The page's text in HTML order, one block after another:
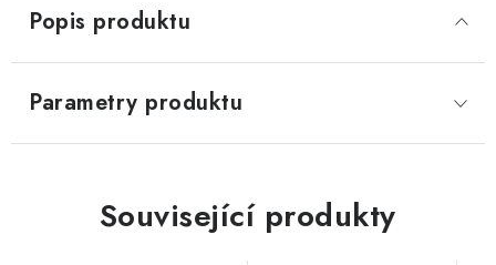
Popis produktu
Parametry produktu
Související produkty